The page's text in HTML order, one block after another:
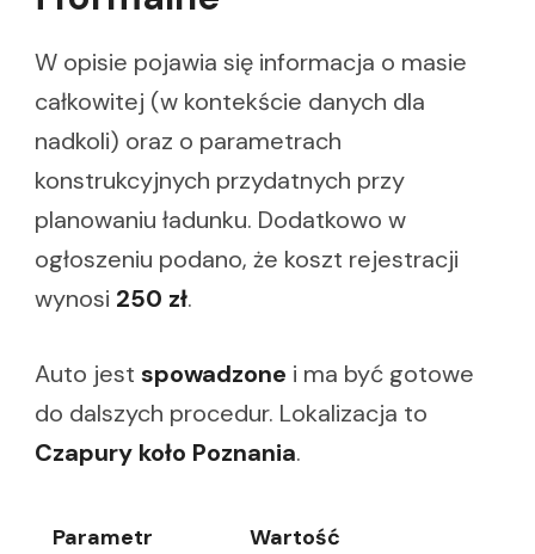
W opisie pojawia się informacja o masie
całkowitej (w kontekście danych dla
nadkoli) oraz o parametrach
konstrukcyjnych przydatnych przy
planowaniu ładunku. Dodatkowo w
ogłoszeniu podano, że koszt rejestracji
wynosi 250 zł.
Auto jest spowadzone i ma być gotowe
do dalszych procedur. Lokalizacja to
Czapury koło Poznania.
Parametr Wartość